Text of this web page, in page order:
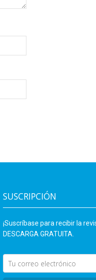
SUSCRIPCIÓN
¡Suscríbase para recibir la
DESCARGA GRATUITA.